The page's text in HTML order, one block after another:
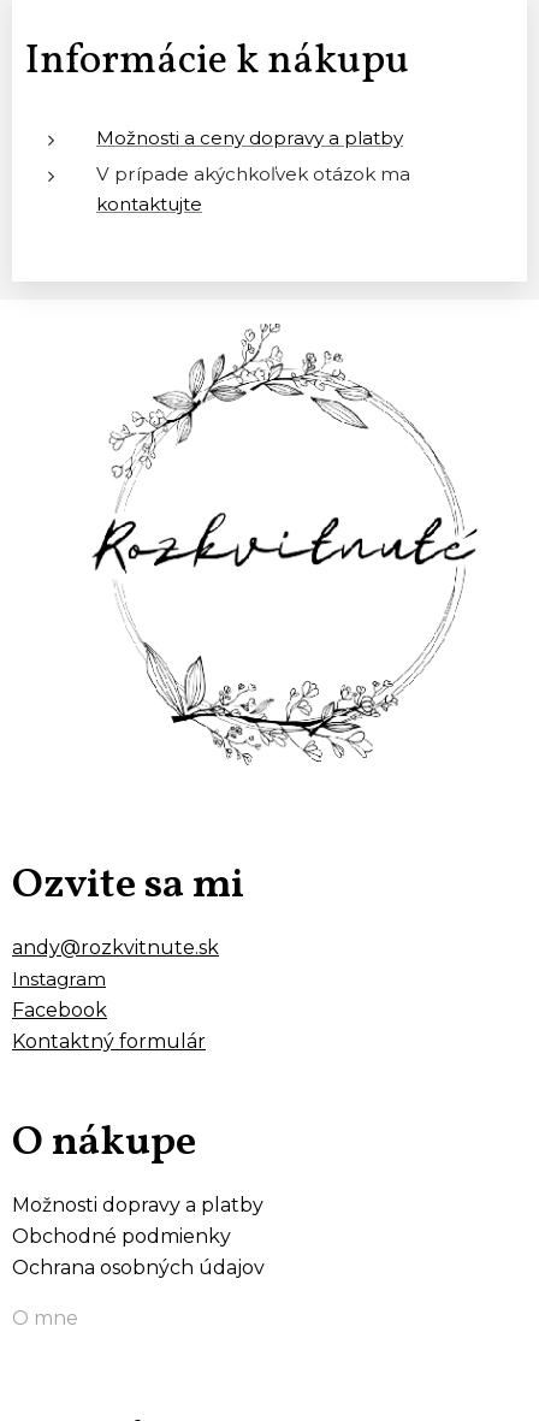
Informácie k nákupu
Možnosti a ceny dopravy a platby
V prípade akýchkoľvek otázok ma
kontaktujte
Ozvite sa mi
andy@rozkvitnute.sk
Instagram
Facebook
Kontaktný formulár
O nákupe
Možnosti dopravy a platby
Obchodné podmienky
Ochrana osobných údajov
O mne